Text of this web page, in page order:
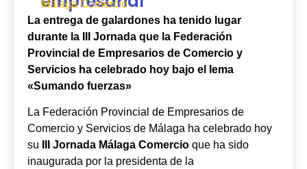
Málaga Comercio
La entrega de galardones ha tenido lugar
durante la III Jornada que la Federación
Provincial de Empresarios de Comercio y
Servicios ha celebrado hoy bajo el lema
«Sumando fuerzas»
La Federación Provincial de Empresarios de
Comercio y Servicios de Málaga ha celebrado hoy
su
III Jornada Málaga Comercio que ha sido
inaugurada por la presidenta de la